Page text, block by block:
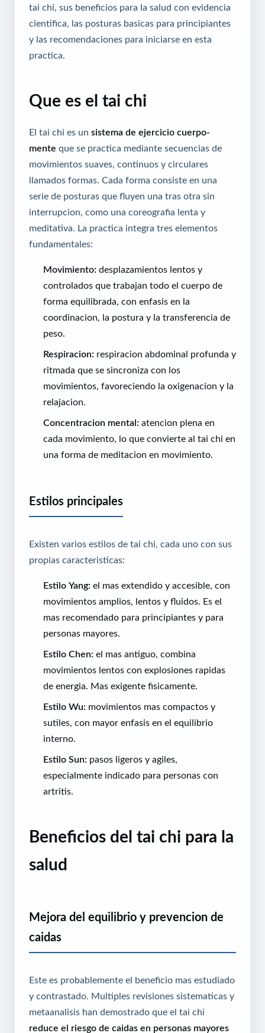
tai chi, sus beneficios para la salud con evidencia
cientifica, las posturas basicas para principiantes
y las recomendaciones para iniciarse en esta
practica.
Que es el tai chi
El tai chi es un sistema de ejercicio cuerpo-
mente que se practica mediante secuencias de
movimientos suaves, continuos y circulares
llamados formas. Cada forma consiste en una
serie de posturas que fluyen una tras otra sin
interrupcion, como una coreografia lenta y
meditativa. La practica integra tres elementos
fundamentales:
Movimiento: desplazamientos lentos y
controlados que trabajan todo el cuerpo de
forma equilibrada, con enfasis en la
coordinacion, la postura y la transferencia de
peso.
Respiracion: respiracion abdominal profunda y
ritmada que se sincroniza con los
movimientos, favoreciendo la oxigenacion y la
relajacion.
Concentracion mental: atencion plena en
cada movimiento, lo que convierte al tai chi en
una forma de meditacion en movimiento.
Estilos principales
Existen varios estilos de tai chi, cada uno con sus
propias caracteristicas:
Estilo Yang: el mas extendido y accesible, con
movimientos amplios, lentos y fluidos. Es el
mas recomendado para principiantes y para
personas mayores.
Estilo Chen: el mas antiguo, combina
movimientos lentos con explosiones rapidas
de energia. Mas exigente fisicamente.
Estilo Wu: movimientos mas compactos y
sutiles, con mayor enfasis en el equilibrio
interno.
Estilo Sun: pasos ligeros y agiles,
especialmente indicado para personas con
artritis.
Beneficios del tai chi para la
salud
Mejora del equilibrio y prevencion de
caidas
Este es probablemente el beneficio mas estudiado
y contrastado. Multiples revisiones sistematicas y
metaanalisis han demostrado que el tai chi
reduce el riesgo de caidas en personas mayores